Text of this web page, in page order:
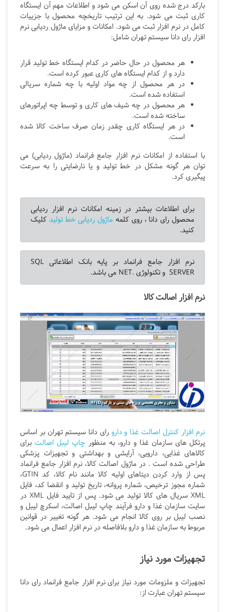
بارکد درج شده روی آن اسکن می شود و اطلاعات مهم آن ایستگاه
کاری ثبت می شود. به این ترتیب تاریخچه محصول با جزییات
کامل در نرم افزار ثبت می شود. امکانات و مزایای ماژول ردیابی نرم
افزار رای دانا سیستم تهران شامل:
هر محصول در حال حاضر در کدام ایستگاه خط تولید قرار
دارد و از کدام ایستگاه های کاری عبور کرده است.
در هر محصول از چه مواد اولیه با چه شماره سریالی
استفاده شده است.
هر محصول در چه شیف های کاری و توسط چه اپراتورهای
ساخته شده است.
در هر ایستگاه کاری چقدر زمان صرف ساخت کالا شده
است.
با استفاده از امکانات نرم افزار جامع فرانماد (ماژول ردیابی) می
توان هر گونه مشکل در خط تولید و یا نارضایتی را به سرعت
پیگیری کرد.
برای اطلاعات بیشتر در زمینه امکانات نرم افزار ردیابی
محصول رای دانا ، روی کلمه ماژول ردیابی خط تولید کلیک
کنید.
نرم افزار جامع فرانماد بر پایه بانک اطلاعاتی SQL
SERVER و تکنولوژی .NET می باشد.
نرم افزار اصالت کالا
نرم افزار کنترل اصالت غذا و دارو رای دانا سیستم تهران بر اساس
پرتکل های سازمان غذا و دارو، به منظور چاپ لیبل اصالت برای
کالاهای غذایی، دارویی، آرایشی و بهداشتی و تجهیزات پزشکی
طراحی شده است . در ماژول اصالت کالا، نرم افزار جامع فرانماد
پس از وارد کردن دیتاهای اولیه کالا مانند نام کالا، کد GTIN،
شماره مجوز ترخیص، شماره پروانه، تاریخ تولید و انقضا کد، فایل
XML سریال های کالا تولید می شود. پس از تایید فایل XML در
سایت سازمان غذا و دارو فرآیند چاپ لیبل اصالت، اسکرچ لیبل و
نصب لیبل بر روی کالا انجام می شود. هر گونه تغییر در قوانین
مربوط به سازمان غذا و دارو بلافاصله در نرم افزار اعمال می شود.
تجهیزات مورد نیاز
تجهیزات و ملزومات مورد نیاز برای نرم افزار جامع فرانماد رای دانا
سیستم تهران عبارت از: